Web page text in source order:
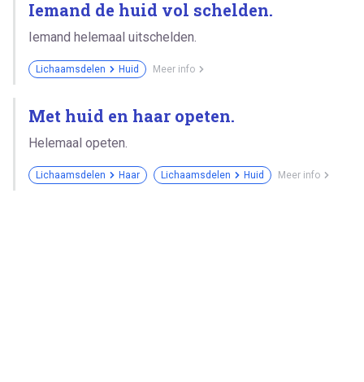
Iemand de huid vol schelden.
Iemand helemaal uitschelden.
Lichaamsdelen Huid Meer info
Met huid en haar opeten.
Helemaal opeten.
Lichaamsdelen Haar Lichaamsdelen Huid Meer info